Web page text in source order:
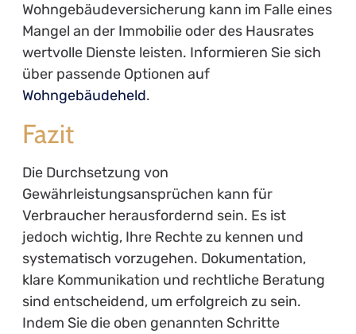
Wohngebäudeversicherung kann im Falle eines
Mangel an der Immobilie oder des Hausrates
wertvolle Dienste leisten. Informieren Sie sich
über passende Optionen auf
Wohngebäudeheld.
Fazit
Die Durchsetzung von
Gewährleistungsansprüchen kann für
Verbraucher herausfordernd sein. Es ist
jedoch wichtig, Ihre Rechte zu kennen und
systematisch vorzugehen. Dokumentation,
klare Kommunikation und rechtliche Beratung
sind entscheidend, um erfolgreich zu sein.
Indem Sie die oben genannten Schritte